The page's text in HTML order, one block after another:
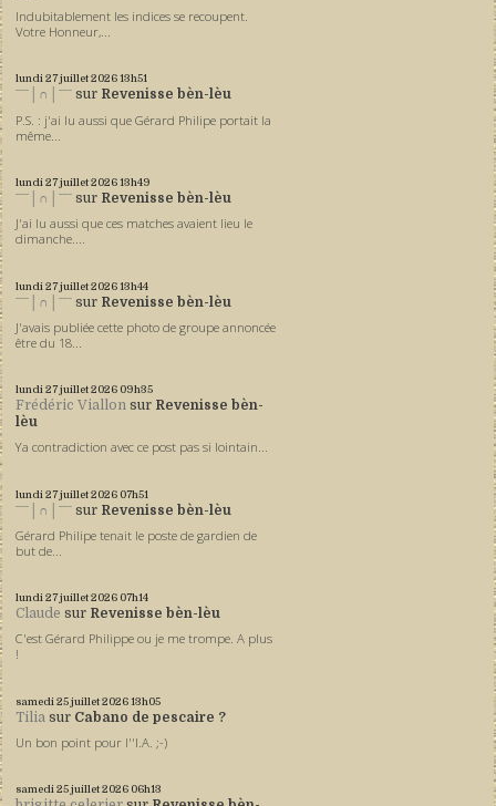
Indubitablement les indices se recoupent.
Votre Honneur,...
lundi 27juillet 202613h51
ˉˉˉ│∩│ˉˉˉ sur Revenisse bèn-lèu
P.S. : j'ai lu aussi que Gérard Philipe portait la
même...
lundi 27juillet 202613h49
ˉˉˉ│∩│ˉˉˉ sur Revenisse bèn-lèu
J'ai lu aussi que ces matches avaient lieu le
dimanche....
lundi 27juillet 202613h44
ˉˉˉ│∩│ˉˉˉ sur Revenisse bèn-lèu
J'avais publiée cette photo de groupe annoncée
être du 18...
lundi 27juillet 2026 09h35
Frédéric Viallon sur Revenisse bèn-
lèu
Ya contradiction avec ce post pas si lointain...
lundi 27juillet 2026 07h51
ˉˉˉ│∩│ˉˉˉ sur Revenisse bèn-lèu
Gérard Philipe tenait le poste de gardien de
but de...
lundi 27juillet 2026 07h14
Claude sur Revenisse bèn-lèu
C'est Gérard Philippe ou je me trompe. A plus
!
samedi 25juillet 202613h05
Tilia sur Cabano de pescaire ?
Un bon point pour l''I.A. ;-)
samedi 25juillet 2026 06h13